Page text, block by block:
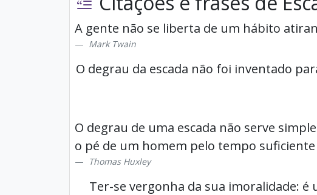
A gente não se liberta de um hábito
Mark Twain
O degrau da escada não foi inventado
O degrau de uma escada não serve
o pé de um homem pelo tempo
Thomas Huxley
Ter-se vergonha da sua imoralidade: